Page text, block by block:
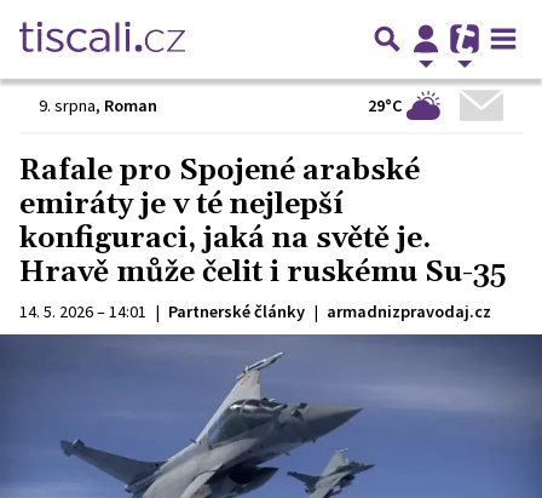
9. srpna, Roman 29°C
Rafale pro Spojené arabské
emiráty je v té nejlepší
konfiguraci, jaká na světě je.
Hravě může čelit i ruskému Su-35
14. 5. 2026 – 14:01 | Partnerské články | armadnizpravodaj.cz